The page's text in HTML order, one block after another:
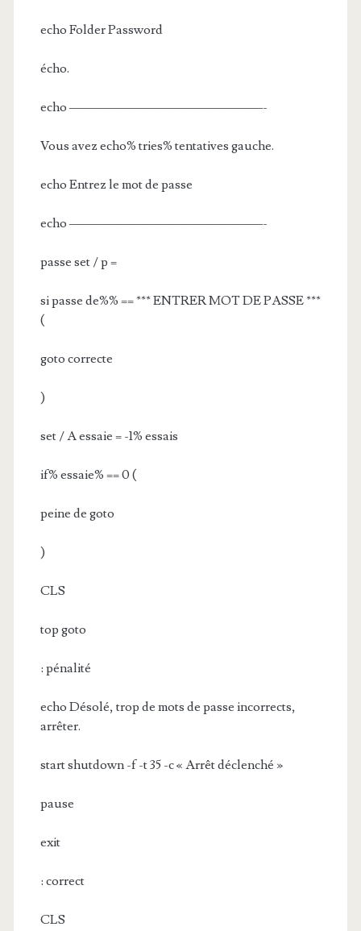
echo Folder Password
écho.
echo ———————————————-
Vous avez echo% tries% tentatives gauche.
echo Entrez le mot de passe
echo ———————————————-
passe set / p =
si passe de%% == *** ENTRER MOT DE PASSE ***
(
goto correcte
)
set / A essaie = -1% essais
if% essaie% == 0 (
peine de goto
)
CLS
top goto
: pénalité
echo Désolé, trop de mots de passe incorrects,
arrêter.
start shutdown -f -t 35 -c « Arrêt déclenché »
pause
exit
: correct
CLS